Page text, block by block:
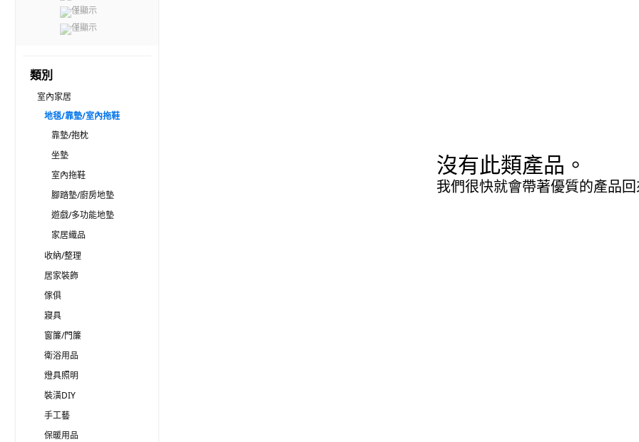
僅顯示
僅顯示
類別
室內家居
地毯/靠墊/室內拖鞋
靠墊/抱枕
坐墊
室內拖鞋
腳踏墊/廚房地墊
遊戲/多功能地墊
家居織品
收納/整理
居家裝飾
傢俱
寢具
窗簾/門簾
衛浴用品
燈具照明
裝潢DIY
手工藝
保暖用品
沒有此類產品。
我們很快就會帶著優質的產品